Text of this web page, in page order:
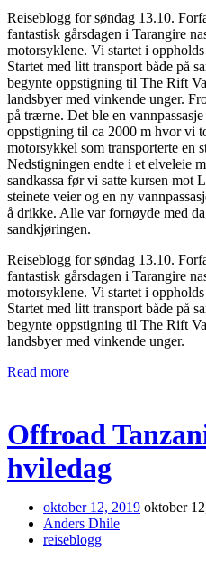
Reiseblogg for søndag 13.10.
fantastisk gårsdagen i Tarangire
motorsyklene. Vi startet i
Startet med litt transport både på
begynte oppstigning til The Rift
landsbyer med vinkende unger.
på trærne. Det ble en
oppstigning til ca 2000 m hvor vi
motorsykkel som transporterte en
Nedstigningen endte i et elveleie
sandkassa før vi satte kursen mot
steinete veier og en ny
å drikke. Alle var fornøyde med
sandkjøringen.
Reiseblogg for søndag 13.10.
fantastisk gårsdagen i Tarangire
motorsyklene. Vi startet i
Startet med litt transport både på
begynte oppstigning til The Rift
landsbyer med vinkende unger.
Read more
Offroad
hviledag
oktober 12, 2019 oktober
Anders Dhile
reiseblogg